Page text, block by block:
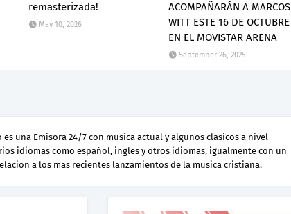
remasterizada!
May 10, 2026
ACOMPAÑARÁN A MARCOS
WITT ESTE 16 DE OCTUBRE
EN EL MOVISTAR ARENA
September 26, 2025
es una Emisora 24/7 con musica actual y algunos clasicos a nivel
idiomas como español, ingles y otros idiomas, igualmente con un
a los mas recientes lanzamientos de la musica cristiana.